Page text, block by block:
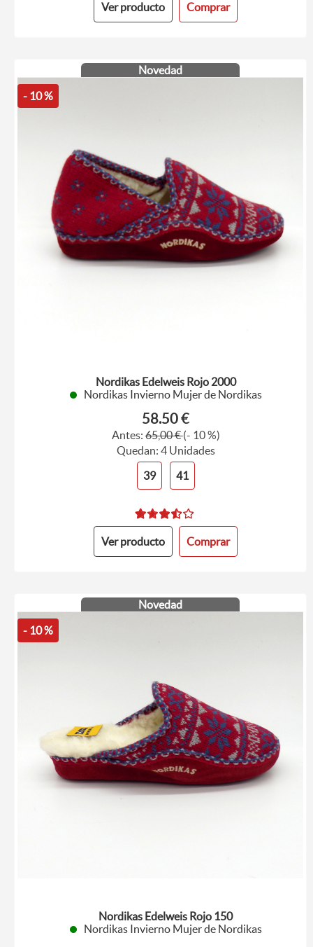
Ver producto Comprar
Novedad
- 10 %
Nordikas Edelweis Rojo 2000
Nordikas Invierno Mujer de Nordikas
58.50 €
Antes:65,00 €(- 10 %)
Quedan: 4 Unidades
39
41
Ver producto Comprar
Novedad
- 10 %
Nordikas Edelweis Rojo 150
Nordikas Invierno Mujer de Nordikas